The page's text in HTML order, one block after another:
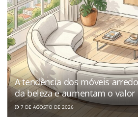
A tendência dos móveis
da beleza e aumentam o
7 DE AGOSTO DE 2026